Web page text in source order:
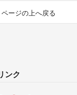
ページの上へ戻る
ンク